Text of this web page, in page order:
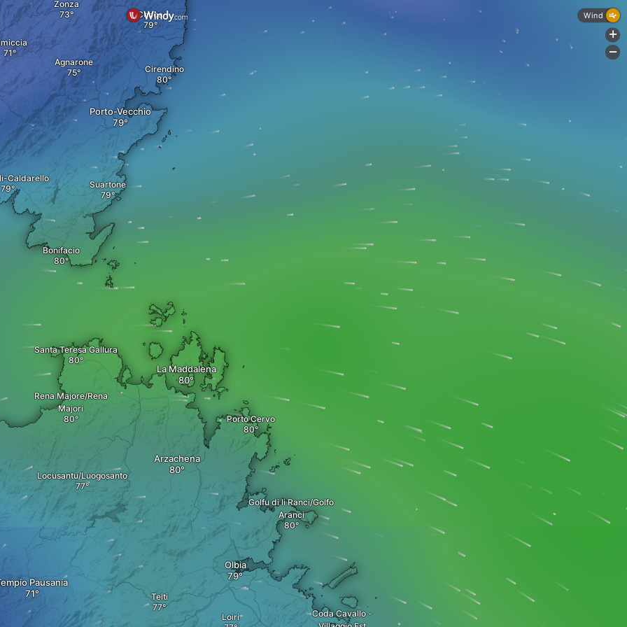
La Maddalena
Rena Majore/Rena
Majori
Arzachena
Santa Teresa Gallura
Locusantu/Luogosanto
Suartone
Bonifacio
Porto Cervo
Golfu di li Ranci/Golfo
Aranci
Telti
Caldarello
Pausania
Coda Cavallo -
Olbia
Loiri
Zonza
Conca
Porto-Vecchio
Cirendino
Agnarone
Wind
+
-